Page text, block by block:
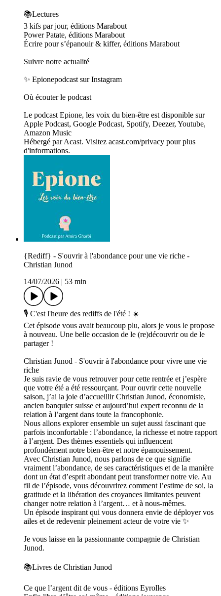
📚Lectures
3 kifs par jour, éditions Marabout
Power Patate, éditions Marabout
Écrire pour s’épanouir & kiffer, éditions Marabout
Suivre notre actualité
✨ Epionepodcast sur Instagram
Où écouter le podcast
Le podcast Epione, les voix du bien-être est disponible sur
Apple Podcast, Google Podcast, Spotify, Deezer, Youtube,
Amazon Music
Hébergé par Acast. Visitez acast.com/privacy pour plus
d'informations.
{Rediff} - S'ouvrir à l'abondance pour une vie riche -
Christian Junod
14/07/2026
53 min
🎙️ C'est l'heure des rediffs de l'été ! ☀️
Cet épisode vous avait beaucoup plu, alors je vous le propose
à nouveau. Une belle occasion de le (re)découvrir ou de le
partager !
Christian Junod - S'ouvrir à l'abondance pour vivre une vie
riche
Je suis ravie de vous retrouver pour cette rentrée et j’espère
que votre été a été ressourçant. Pour ouvrir cette nouvelle
saison, j’ai la joie d’accueillir Christian Junod, économiste,
ancien banquier suisse et aujourd’hui expert reconnu de la
relation à l’argent dans toute la francophonie.
Nous allons explorer ensemble un sujet aussi fascinant que
parfois inconfortable : l’abondance, la richesse et notre rapport
à l’argent. Des thèmes essentiels qui influencent
profondément notre bien-être et notre épanouissement.
Avec Christian Junod, nous parlons de ce que signifie
vraiment l’abondance, de ses caractéristiques et de la manière
dont un état d’esprit abondant peut transformer notre vie. Au
fil de l’épisode, vous découvrirez comment l’estime de soi, la
gratitude et la libération des croyances limitantes peuvent
changer notre relation à l’argent… et à nous-mêmes.
Un épisode inspirant qui vous donnera envie de déployer vos
ailes et de redevenir pleinement acteur de votre vie ✨
Je vous laisse en la passionnante compagnie de Christian
Junod.
📚Livres de Christian Junod
Ce que l’argent dit de vous - éditions Eyrolles